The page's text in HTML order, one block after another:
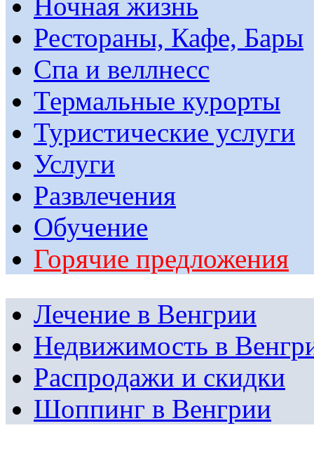
Рестораны, Кафе, Бары
Спа и веллнесс
Термальные курорты
Туристические услуги
Услуги
Развлечения
Обучение
Горячие предложения
Лечение в Венгрии
Недвижимость в
Распродажи и скидки
Шоппинг в Венгрии